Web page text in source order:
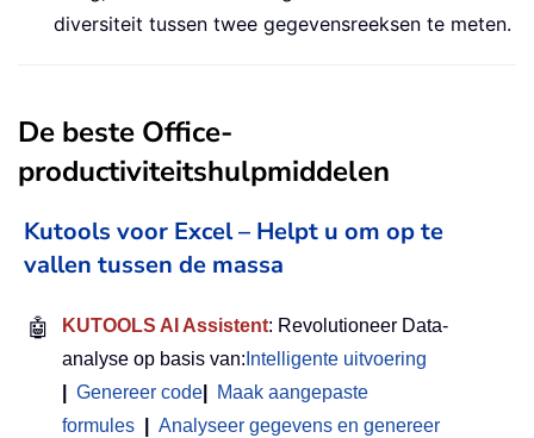
diversiteit tussen twee gegevensreeksen te meten.
De beste Office-
productiviteitshulpmiddelen
Kutools voor Excel – Helpt u om op te
vallen tussen de massa
🤖 KUTOOLS AI Assistent: Revolutioneer Data-
analyse op basis van: Intelligente uitvoering
Genereer code
Maak aangepaste
formules
Analyseer gegevens en genereer